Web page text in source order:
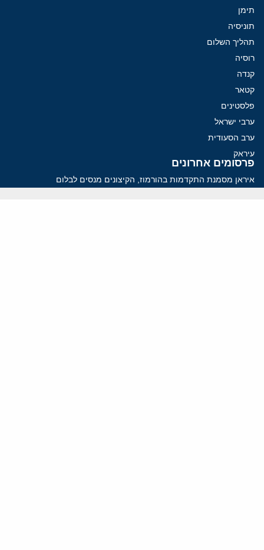
תימן
תוניסיה
תהליך השלום
רוסיה
קנדה
קטאר
פלסטינים
ערבי ישראל
ערב הסעודית
עיראק
פרסומים אחרונים
איראן מסמנת התקדמות בהורמוז, הקיצונים מנסים לבלום